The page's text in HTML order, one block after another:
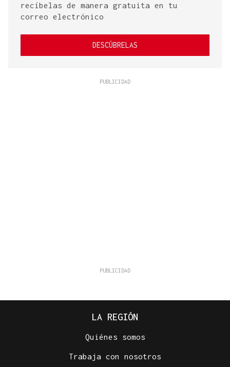
recíbelas de manera gratuita en tu
correo electrónico
DESCÚBRELAS
LA REGIÓN
Quiénes somos
Trabaja con nosotros